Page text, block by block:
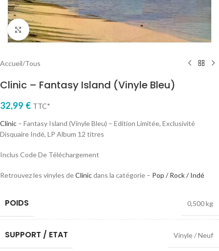
Cliquez pour agrandir
Accueil/Tous
Clinic – Fantasy Island (Vinyle Bleu)
32,99 € TTC*
Clinic – Fantasy Island (Vinyle Bleu) – Edition Limitée, Exclusivité
Disquaire Indé, LP Album 12 titres
Inclus Code De Téléchargement
Retrouvez les vinyles deClinicdans la catégorie – Pop / Rock / Indé
POIDS 0,500 kg
SUPPORT / ETAT Vinyle / Neuf